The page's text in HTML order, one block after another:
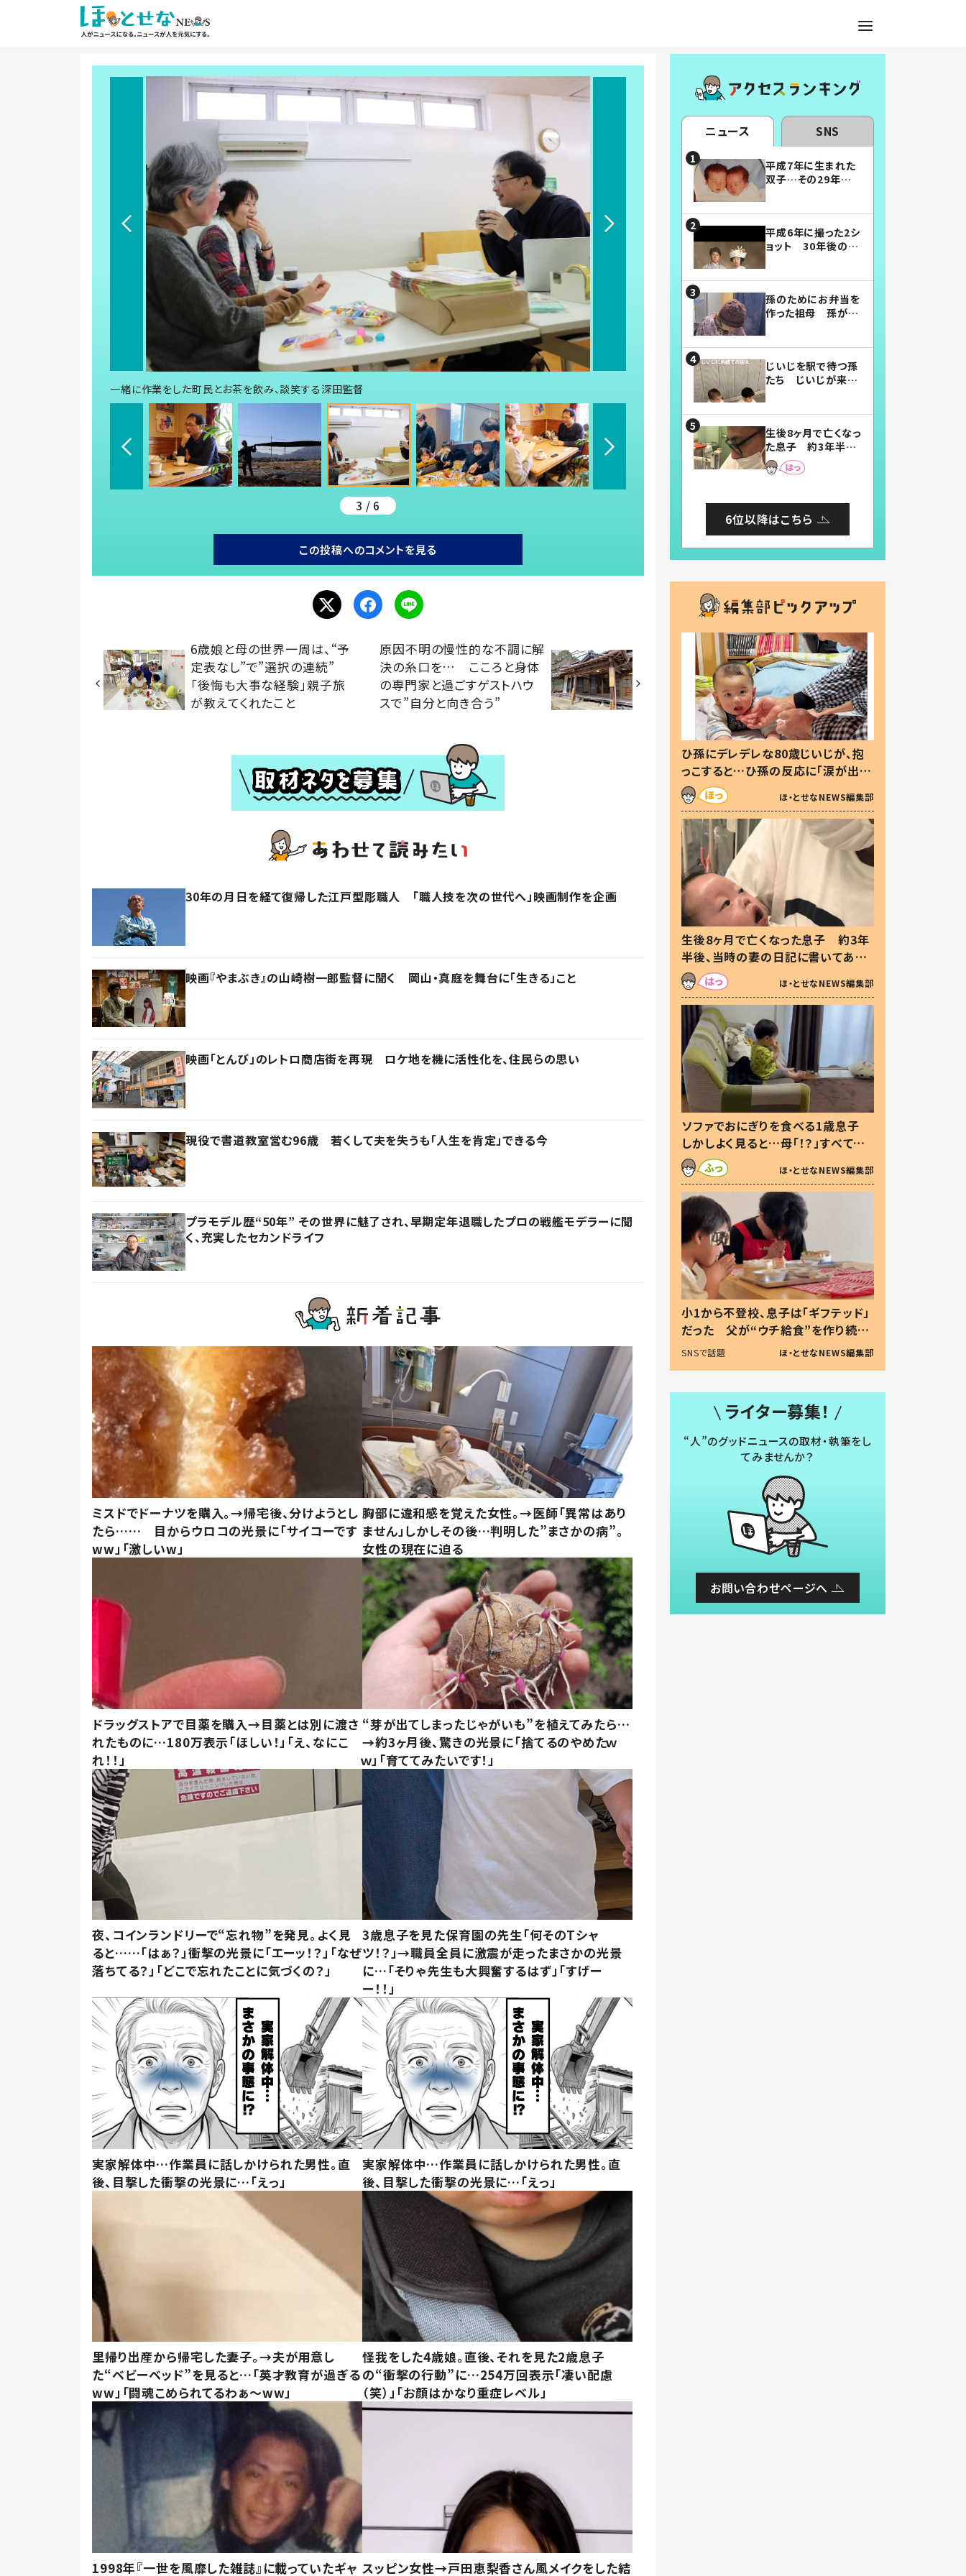
一緒に作業をした町民とお茶を飲み、談笑する深田監督
3 / 6
この投稿へのコメントを見る
6歳娘と母の世界一周は、“予
定表なし”で”選択の連続”
「後悔も大事な経験」親子旅
が教えてくれたこと
原因不明の慢性的な不調に解
決の糸口を… こころと身体
の専門家と過ごすゲストハウ
スで”自分と向き合う”
30年の月日を経て復帰した江戸型彫職人 「職人技を次の世代へ」映画制作を企画
映画『やまぶき』の山崎樹一郎監督に聞く 岡山・真庭を舞台に「生きる」こと
映画「とんび」のレトロ商店街を再現 ロケ地を機に活性化を、住民らの思い
現役で書道教室営む96歳 若くして夫を失うも「人生を肯定」できる今
プラモデル歴“50年” その世界に魅了され、早期定年退職したプロの戦艦モデラーに聞
く、充実したセカンドライフ
ミスドでドーナツを購入。→帰宅後、分けようとし
たら…… 目からウロコの光景に「サイコーです
ww」「激しいw」
胸部に違和感を覚えた女性。→医師「異常はあり
ません」しかしその後…判明した”まさかの病”。
女性の現在に迫る
ドラッグストアで目薬を購入→目薬とは別に渡さ
れたものに…180万表示「ほしい！」「え、なにこ
れ！！」
“芽が出てしまったじゃがいも”を植えてみたら…
→約3ヶ月後、驚きの光景に「捨てるのやめたｗ
ｗ」「育ててみたいです！」
夜、コインランドリーで“忘れ物”を発見。よく見
ると……「はぁ？」衝撃の光景に「エーッ！？」「なぜ
落ちてる？」「どこで忘れたことに気づくの？」
3歳息子を見た保育園の先生「何そのTシャ
ツ！？」→職員全員に激震が走ったまさかの光景
に…「そりゃ先生も大興奮するはず」「すげー
ー！！」
実家解体中…作業員に話しかけられた男性。直
後、目撃した衝撃の光景に…「えっ」
実家解体中…作業員に話しかけられた男性。直
後、目撃した衝撃の光景に…「えっ」
里帰り出産から帰宅した妻子。→夫が用意し
た“ベビーベッド”を見ると…「英才教育が過ぎる
ww」「闘魂こめられてるわぁ～ww」
怪我をした4歳娘。直後、それを見た2歳息子
の“衝撃の行動”に…254万回表示「凄い配慮
（笑）」「お顔はかなり重症レベル」
1998年『一世を風靡した雑誌』に載っていたギャ スッピン女性→戸田恵梨香さん風メイクをした結
ニュース SNS
平成7年に生まれた
双子…その29年後
平成6年に撮った2シ
ョット 30年後の姿
孫のためにお弁当を
作った祖母 孫が絶
じいじを駅で待つ孫
たち じいじが来た
まらない」「幸せにな
れる」
生後8ヶ月で亡くなっ
た息子 約3年半
後、当時の妻の日記
に書いてあった本音
6位以降はこちら
ひ孫にデレデレな80歳じいじが、抱
っこすると…ひ孫の反応に「涙が出ま
した」「可愛くて仕方ない」
ほ・とせなNEWS編集部
生後8ヶ月で亡くなった息子 約3年
半後、当時の妻の日記に書いてあっ
た本音とは
ほ・とせなNEWS編集部
ソファでおにぎりを食べる1歳息子
しかしよく見ると…母「！？」すべてを
察した母の投稿に「可愛いから許
す！」「現行犯〜」
ほ・とせなNEWS編集部
小1から不登校、息子は「ギフテッド」
だった 父が“ウチ給食”を作り続け
る理由とは #令和の親 #令和の子
SNSで話題 ほ・とせなNEWS編集部
ライター募集！
“人”のグッドニュースの取材・執筆をし
てみませんか？
お問い合わせページへ